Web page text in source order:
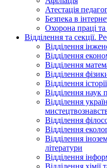
Атестація
Безпека в
Охорона праці та
Відділення та секції.
Відділення
Відділення
Відділення
Відділення
Відділення історії
Відділення наук
Відділення
Відділення
Відділення
Відділення
літератури
Відділення